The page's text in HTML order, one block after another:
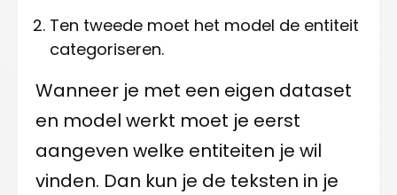
Ten tweede moet het model de entiteit
categoriseren.
Wanneer je met een eigen dataset
en model werkt moet je eerst
aangeven welke entiteiten je wil
vinden. Dan kun je de teksten in je